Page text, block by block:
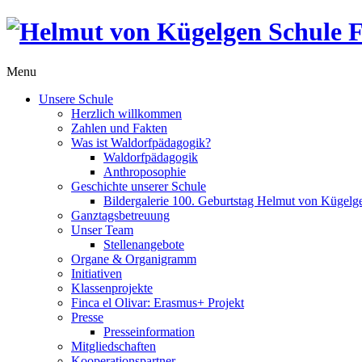
Menu
Unsere Schule
Herzlich willkommen
Zahlen und Fakten
Was ist Waldorfpädagogik?
Waldorfpädagogik
Anthroposophie
Geschichte unserer Schule
Bildergalerie 100. Geburtstag Helmut von
Ganztagsbetreuung
Unser Team
Stellenangebote
Organe & Organigramm
Initiativen
Klassenprojekte
Finca el Olivar: Erasmus+ Projekt
Presse
Presseinformation
Mitgliedschaften